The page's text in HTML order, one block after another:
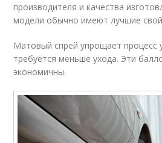
производителя и качества
модели обычно имеют лучшие
Матовый спрей упрощает процесс
требуется меньше ухода. Эти
экономичны.